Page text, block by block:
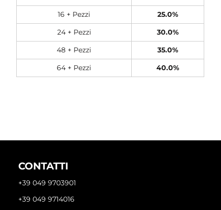
16 + Pezzi
25.0%
24 + Pezzi
30.0%
48 + Pezzi
35.0%
64 + Pezzi
40.0%
CONTATTI
+39 049 9703901
+39 049 9714016